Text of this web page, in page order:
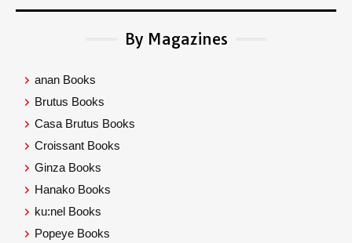
By Magazines
anan Books
Brutus Books
Casa Brutus Books
Croissant Books
Ginza Books
Hanako Books
ku:nel Books
Popeye Books